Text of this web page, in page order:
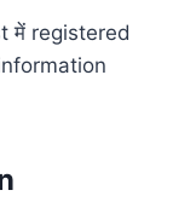
में registered